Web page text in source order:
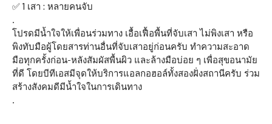
✅ 1 เสา : หลายคนจับ
.
โปรดมีน้ำใจให้เพื่อนร่วมทาง เอื้อเฟื้อพื้นที่จับเสา ไม่พิงเสา หรือ
พิงทับมือผู้โดยสารท่านอื่นที่จับเสาอยู่ก่อนครับ ทำความสะอาด
มือทุกครั้งก่อน-หลังสัมผัสพื้นผิว และล้างมือบ่อย ๆ เพื่อสุขอนามัย
ที่ดี โดยบีทีเอสมีจุดให้บริการแอลกอฮอล์ทั้งสองฝั่งสถานีครับ ร่วม
สร้างสังคมดีมีน้ำใจในการเดินทาง
.